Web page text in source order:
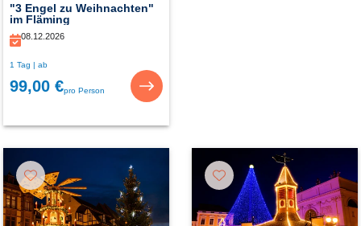
"3 Engel zu Weihnachten"
im Fläming
08.12.2026
1 Tag | ab
99,00 €pro Person